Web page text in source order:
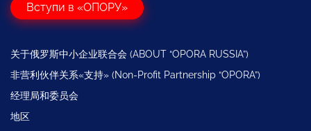
Вступи в «ОПОРУ»
关于俄罗斯中小企业联合会 (ABOUT “OPORA RUSSIA”)
非营利伙伴关系«支持» (Non-Profit Partnership “OPORA”)
经理局和委员会
地区